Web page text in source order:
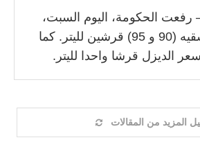
رفعت الحكومة، اليوم السبت،
أسعار البنزين بشقيه (90 و 95) قرشين لليتر. كما
الديزل قرشا واحدا لليتر.
المزيد من المقالات